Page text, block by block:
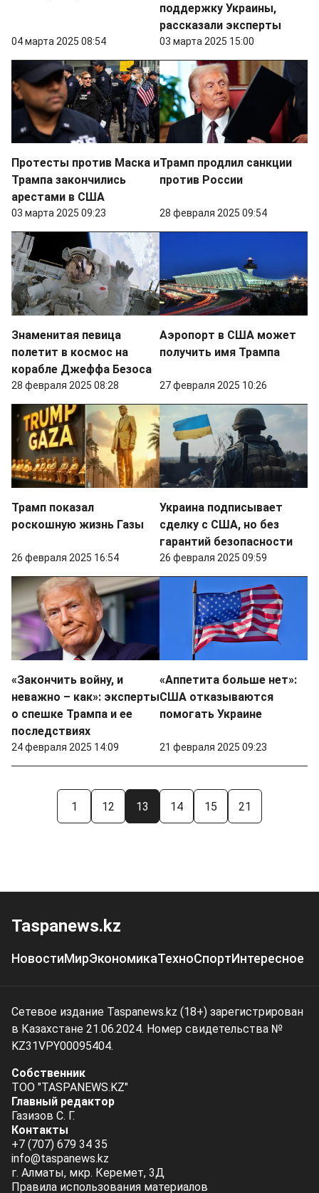
04 марта 2025 08:54
поддержку Украины,
рассказали эксперты
03 марта 2025 15:00
Протесты против Маска и
Трампа закончились
арестами в США
03 марта 2025 09:23
Трамп продлил санкции
против России
28 февраля 2025 09:54
Знаменитая певица
полетит в космос на
корабле Джеффа Безоса
28 февраля 2025 08:28
Аэропорт в США может
получить имя Трампа
27 февраля 2025 10:26
Трамп показал
роскошную жизнь Газы
26 февраля 2025 16:54
Украина подписывает
сделку с США, но без
гарантий безопасности
26 февраля 2025 09:59
«Закончить войну, и
неважно – как»: эксперты
о спешке Трампа и ее
последствиях
24 февраля 2025 14:09
«Аппетита больше нет»:
США отказываются
помогать Украине
21 февраля 2025 09:23
1 12 13 14 15 21
Taspanews.kz
НовостиМирЭкономикаТехноСпортИнтересное
Сетевое издание Taspanews.kz (18+) зарегистрирован
в Казахстане 21.06.2024. Номер свидетельства №
KZ31VPY00095404.
Собственник
ТОО "TASPANEWS.KZ"
Главный редактор
Газизов С. Г.
Контакты
+7 (707) 679 34 35
info@taspanews.kz
г. Алматы, мкр. Керемет, 3Д
Правила использования материалов